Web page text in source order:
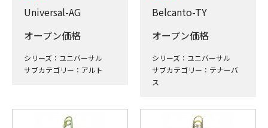
Universal-AG
オープン価格
シリーズ：ユニバーサル
サブカテゴリー：アルト
Belcanto-TY
オープン価格
シリーズ：ユニバーサル
サブカテゴリー：テナーバ
ス